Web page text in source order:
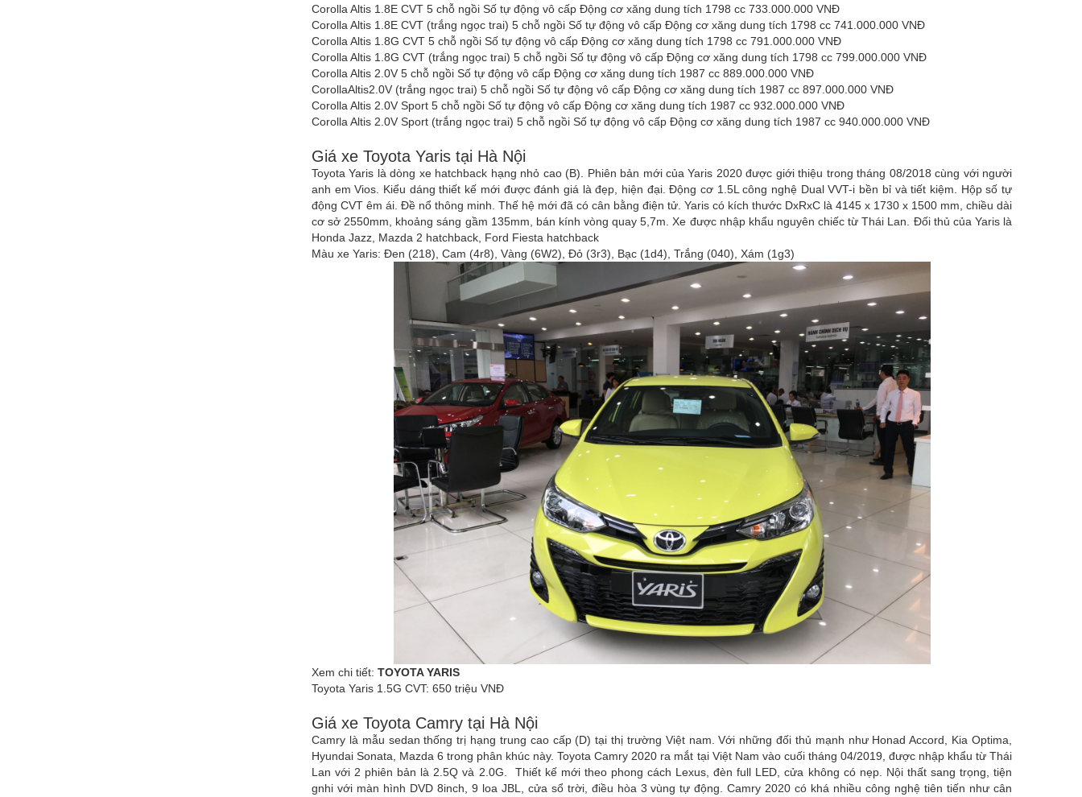
Corolla Altis 1.8E CVT 5 chỗ ngồi Số tự động vô cấp Động cơ xăng dung tích 1798 cc 733.000.000 VNĐ
Corolla Altis 1.8E CVT (trắng ngọc trai) 5 chỗ ngồi Số tự động vô cấp Động cơ xăng dung tích 1798 cc 741.000.000 VNĐ
Corolla Altis 1.8G CVT 5 chỗ ngồi Số tự động vô cấp Động cơ xăng dung tích 1798 cc 791.000.000 VNĐ
Corolla Altis 1.8G CVT (trắng ngọc trai) 5 chỗ ngồi Số tự động vô cấp Động cơ xăng dung tích 1798 cc 799.000.000 VNĐ
Corolla Altis 2.0V 5 chỗ ngồi Số tự động vô cấp Động cơ xăng dung tích 1987 cc 889.000.000 VNĐ
CorollaAltis2.0V (trắng ngọc trai) 5 chỗ ngồi Số tự động vô cấp Động cơ xăng dung tích 1987 cc 897.000.000 VNĐ
Corolla Altis 2.0V Sport 5 chỗ ngồi Số tự động vô cấp Động cơ xăng dung tích 1987 cc 932.000.000 VNĐ
Corolla Altis 2.0V Sport (trắng ngọc trai) 5 chỗ ngồi Số tự động vô cấp Động cơ xăng dung tích 1987 cc 940.000.000 VNĐ
Giá xe Toyota Yaris tại Hà Nội
Toyota Yaris là dòng xe hatchback hạng nhỏ cao (B). Phiên bản mới của Yaris 2020 được giới thiệu trong tháng 08/2018 cùng với người
anh em Vios. Kiểu dáng thiết kế mới được đánh giá là đẹp, hiện đại. Động cơ 1.5L công nghệ Dual VVT-i bền bỉ và tiết kiệm. Hộp số tự
động CVT êm ái. Đề nổ thông minh. Thế hệ mới đã có cân bằng điện tử. Yaris có kích thước DxRxC là 4145 x 1730 x 1500 mm, chiều dài
cơ sở 2550mm, khoảng sáng gầm 135mm, bán kính vòng quay 5,7m. Xe được nhập khẩu nguyên chiếc từ Thái Lan. Đối thủ của Yaris là
Honda Jazz, Mazda 2 hatchback, Ford Fiesta hatchback
Màu xe Yaris: Đen (218), Cam (4r8), Vàng (6W2), Đỏ (3r3), Bạc (1d4), Trắng (040), Xám (1g3)
Xem chi tiết: TOYOTA YARIS
Toyota Yaris 1.5G CVT: 650 triệu VNĐ
Giá xe Toyota Camry tại Hà Nội
Camry là mẫu sedan thống trị hạng trung cao cấp (D) tại thị trường Việt nam. Với những đối thủ mạnh như Honad Accord, Kia Optima,
Hyundai Sonata, Mazda 6 trong phân khúc này. Toyota Camry 2020 ra mắt tại Việt Nam vào cuối tháng 04/2019, được nhập khẩu từ Thái
Lan với 2 phiên bản là 2.5Q và 2.0G. Thiết kế mới theo phong cách Lexus, đèn full LED, cửa không có nẹp. Nội thất sang trọng, tiện
gnhi với màn hình DVD 8inch, 9 loa JBL, cửa sổ trời, điều hòa 3 vùng tự động. Camry 2020 có khá nhiều công nghệ tiên tiến như cân